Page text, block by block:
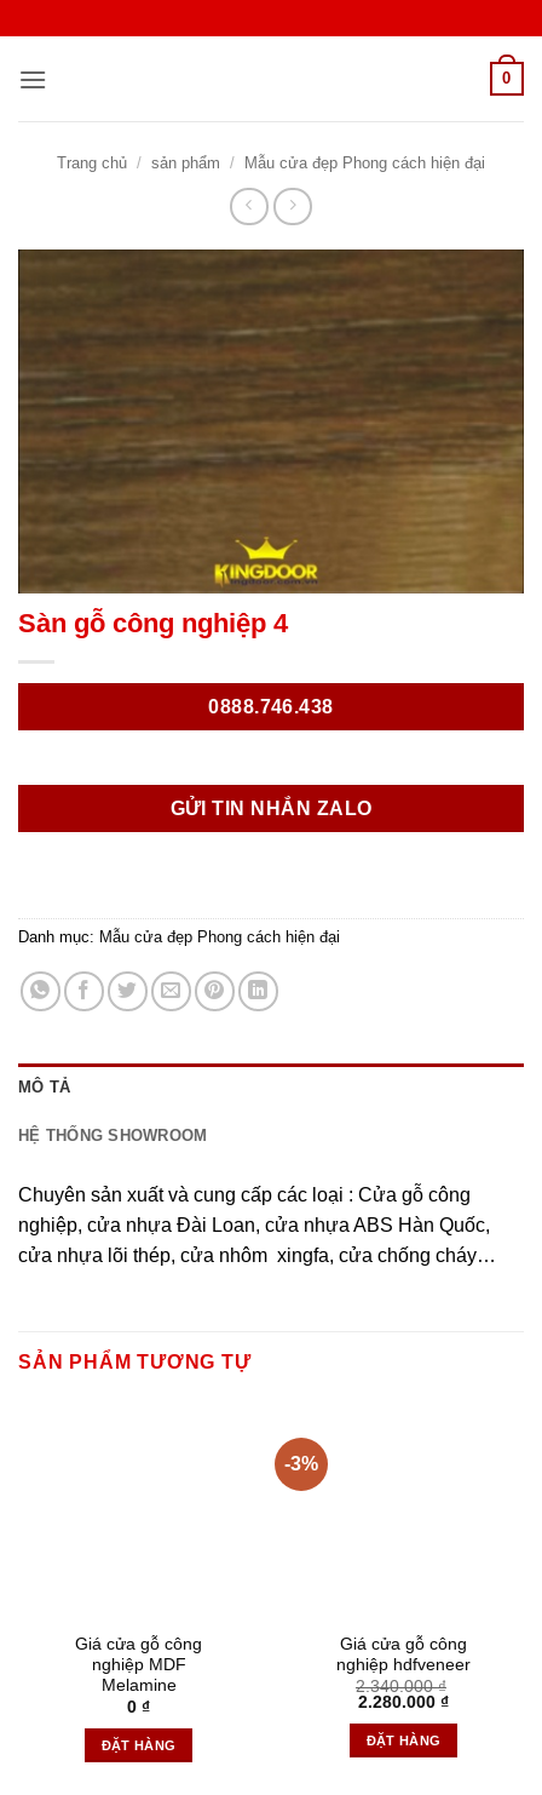
nội
0
Trang chủ / sản phẩm / Mẫu cửa đẹp Phong cách hiện đại
Sàn gỗ công nghiệp 4
0888.746.438
GỬI TIN NHẮN ZALO
Danh mục: Mẫu cửa đẹp Phong cách hiện đại
MÔ TẢ
HỆ THỐNG SHOWROOM
Chuyên sản xuất và cung cấp các loại : Cửa gỗ công
nghiệp, cửa nhựa Đài Loan, cửa nhựa ABS Hàn Quốc,
cửa nhựa lõi thép, cửa nhôm xingfa, cửa chống cháy…
SẢN PHẨM TƯƠNG TỰ
Giá cửa gỗ công
nghiệp MDF
Melamine
0 ₫
ĐẶT HÀNG
-3%
Giá cửa gỗ công
nghiệp hdfveneer
2.340.000₫
Giá
là:
2.340.000 ₫.
2.280.000 ₫Giá
ĐẶT HÀNG